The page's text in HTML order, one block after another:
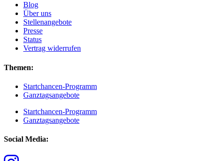
Blog
Über uns
Stellenangebote
Presse
Status
Vertrag widerrufen
Themen:
Startchancen-Programm
Ganztagsangebote
Startchancen-Programm
Ganztagsangebote
Social Media: